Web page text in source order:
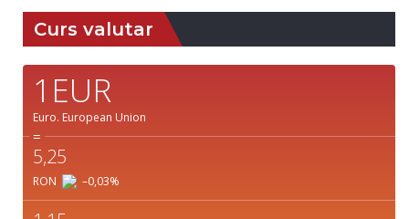
Curs valutar
1EUR
Euro. European Union
=
5,25
RON –0,03%